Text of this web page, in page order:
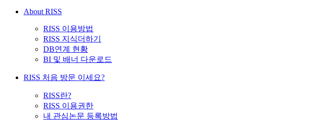
About RISS
RISS 이용방법
RISS 지식더하기
DB연계 현황
BI 및 배너 다운로드
RISS 처음 방문 이세요?
RISS란?
RISS 이용권한
내 관심논문 등록방법